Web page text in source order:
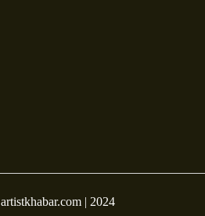
| 2024